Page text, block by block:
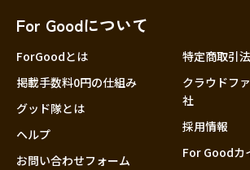
For Goodについて
ForGoodとは
掲載手数料0円の仕組み
グッド隊とは
ヘルプ
お問い合わせフォーム
特定商取引
クラウドフ
社
採用情報
For Goodカ